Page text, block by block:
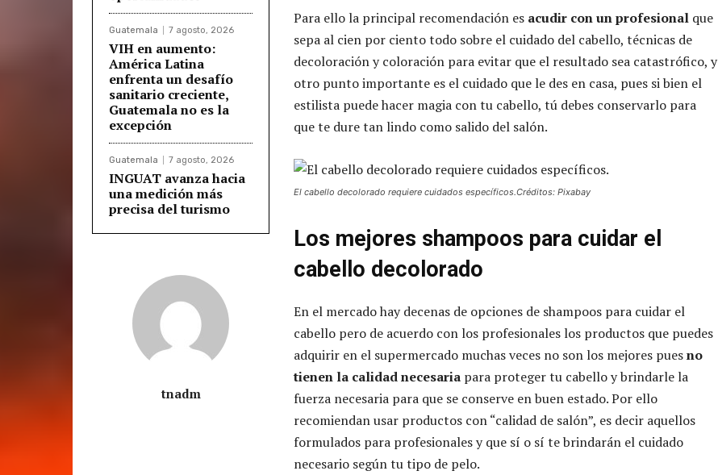
Guatemala 7 agosto, 2026
VIH en aumento:
América Latina
enfrenta un desafío
sanitario creciente,
Guatemala no es la
excepción
Guatemala 7 agosto, 2026
INGUAT avanza hacia
una medición más
precisa del turismo
tnadm
Para ello la principal recomendación es acudir con un profesional que
sepa al cien por ciento todo sobre el cuidado del cabello, técnicas de
decoloración y coloración para evitar que el resultado sea catastrófico, y
otro punto importante es el cuidado que le des en casa, pues si bien el
estilista puede hacer magia con tu cabello, tú debes conservarlo para
que te dure tan lindo como salido del salón.
El cabello decolorado requiere cuidados específicos.Créditos: Pixabay
Los mejores shampoos para cuidar el
cabello decolorado
En el mercado hay decenas de opciones de shampoos para cuidar el
cabello pero de acuerdo con los profesionales los productos que puedes
adquirir en el supermercado muchas veces no son los mejores puesno
tienen la calidad necesaria para proteger tu cabello y brindarle la
fuerza necesaria para que se conserve en buen estado. Por ello
recomiendan usar productos con “calidad de salón”, es decir aquellos
formulados para profesionales y que sí o sí te brindarán el cuidado
necesario según tu tipo de pelo.